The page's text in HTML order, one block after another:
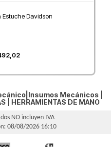
Estuche Davidson
Mecánicos |
HERRAMIENTAS DE MANO
NO incluyen IVA
08/08/2026 16:10